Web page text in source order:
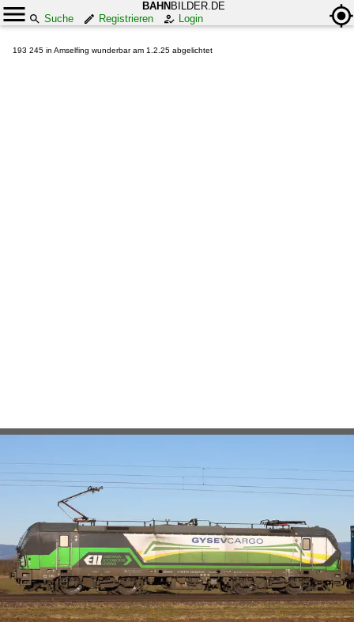
BAHN BILDER.DE
Suche
Registrieren Login
193 245 in Amselfing wunderbar am 1.2.25 abgelichtet